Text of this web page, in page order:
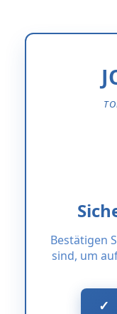
Bestätigen
sind, um
✓